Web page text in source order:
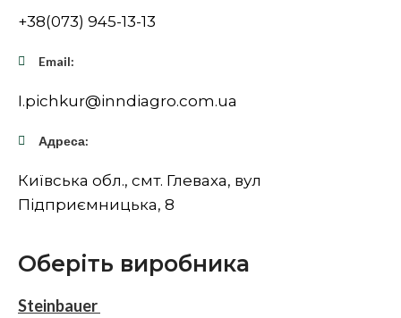
+38(073) 945-13-13
Email:
I.pichkur@inndiagro.com.ua
Адреса:
Київська обл., смт. Глеваха, вул
Підприємницька, 8
Оберіть виробника
Steinbauer